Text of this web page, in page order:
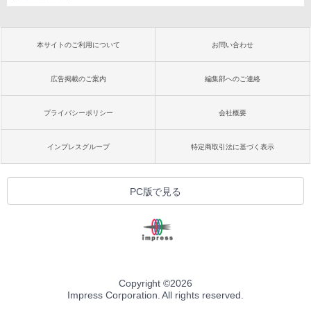
本サイトのご利用について お問い合わせ
広告掲載のご案内 編集部へのご連絡
プライバシーポリシー 会社概要
インプレスグループ 特定商取引法に基づく表示
PC版で見る
Copyright ©2026
Impress Corporation. All rights reserved.